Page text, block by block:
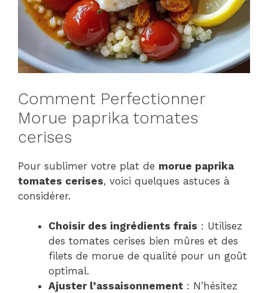
Comment Perfectionner
Morue paprika tomates
cerises
Pour sublimer votre plat de morue paprika
tomates cerises, voici quelques astuces à
considérer.
Choisir des ingrédients frais : Utilisez
des tomates cerises bien mûres et des
filets de morue de qualité pour un goût
optimal.
Ajuster l’assaisonnement : N’hésitez